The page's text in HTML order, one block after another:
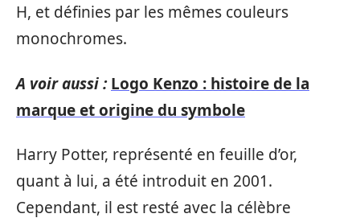
H, et définies par les mêmes couleurs
monochromes.
A voir aussi : Logo Kenzo : histoire de la
marque et origine du symbole
Harry Potter, représenté en feuille d’or,
quant à lui, a été introduit en 2001.
Cependant, il est resté avec la célèbre